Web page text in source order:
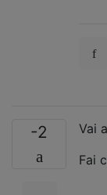
-2
Vai
Fai